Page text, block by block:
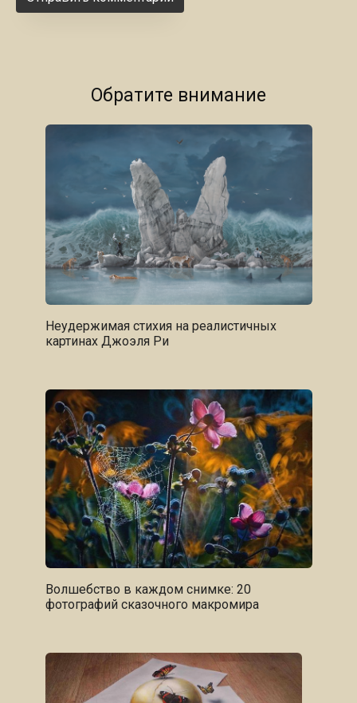
Обратите внимание
Неудержимая стихия на реалистичных
картинах Джоэля Ри
Волшебство в каждом снимке: 20
фотографий сказочного макромира